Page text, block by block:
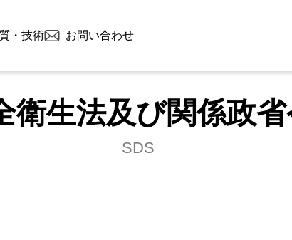
・技術 お問い合わせ
衛生法及び関係政
SDS